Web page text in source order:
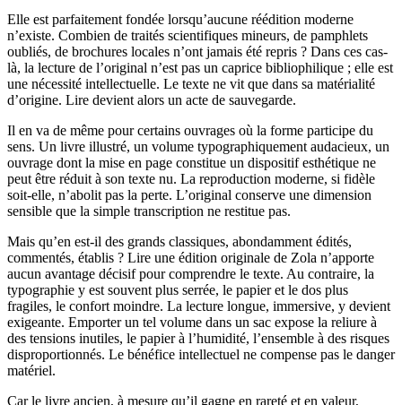
Elle est parfaitement fondée lorsqu’aucune réédition moderne
n’existe. Combien de traités scientifiques mineurs, de pamphlets
oubliés, de brochures locales n’ont jamais été repris ? Dans ces cas-
là, la lecture de l’original n’est pas un caprice bibliophilique ; elle est
une nécessité intellectuelle. Le texte ne vit que dans sa matérialité
d’origine. Lire devient alors un acte de sauvegarde.
Il en va de même pour certains ouvrages où la forme participe du
sens. Un livre illustré, un volume typographiquement audacieux, un
ouvrage dont la mise en page constitue un dispositif esthétique ne
peut être réduit à son texte nu. La reproduction moderne, si fidèle
soit-elle, n’abolit pas la perte. L’original conserve une dimension
sensible que la simple transcription ne restitue pas.
Mais qu’en est-il des grands classiques, abondamment édités,
commentés, établis ? Lire une édition originale de Zola n’apporte
aucun avantage décisif pour comprendre le texte. Au contraire, la
typographie y est souvent plus serrée, le papier et le dos plus
fragiles, le confort moindre. La lecture longue, immersive, y devient
exigeante. Emporter un tel volume dans un sac expose la reliure à
des tensions inutiles, le papier à l’humidité, l’ensemble à des risques
disproportionnés. Le bénéfice intellectuel ne compense pas le danger
matériel.
Car le livre ancien, à mesure qu’il gagne en rareté et en valeur,